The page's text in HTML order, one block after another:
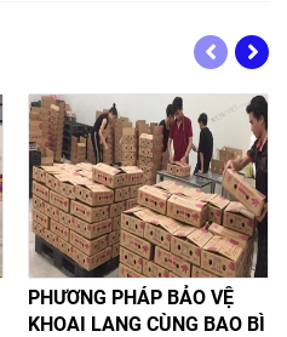
PHƯƠNG PHÁP BẢO VỆ
KHOAI LANG CÙNG BAO BÌ